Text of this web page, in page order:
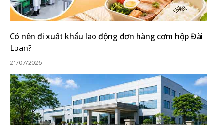
Có nên đi xuất khẩu lao động đơn hàng cơm hộp Đài
Loan?
21/07/2026